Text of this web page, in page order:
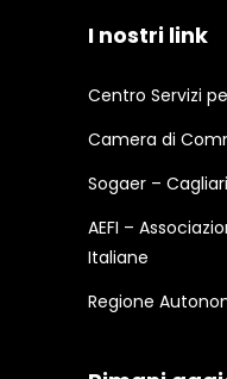
I nostri link
Centro Servizi
Camera di
Sogaer –
AEFI –
Italiane
Regione